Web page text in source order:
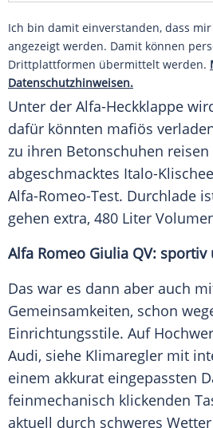
Ich bin damit einverstanden, dass
angezeigt werden. Damit können
Drittplattformen übermittelt werden.
Datenschutzhinweisen.
Unter der Alfa-Heckklappe
dafür könnten mafiös
zu ihren Betonschuhen
abgeschmacktes Italo-
Alfa-Romeo-Test. Durchlade
gehen extra, 480 Liter
Alfa Romeo Giulia QV: sportiv
Das war es dann aber auch
Gemeinsamkeiten, schon
Einrichtungsstile. Auf
Audi, siehe Klimaregler mit
einem akkurat eingepassten
feinmechanisch klickenden
aktuell durch schweres